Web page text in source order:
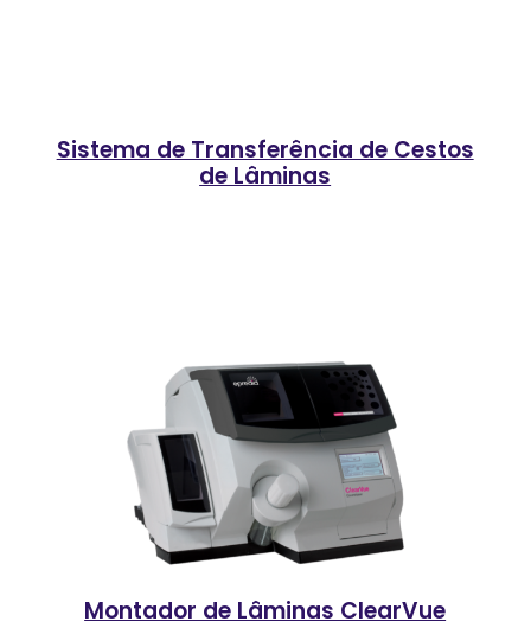
Sistema de Transferência de Cestos
de Lâminas
Montador de Lâminas ClearVue